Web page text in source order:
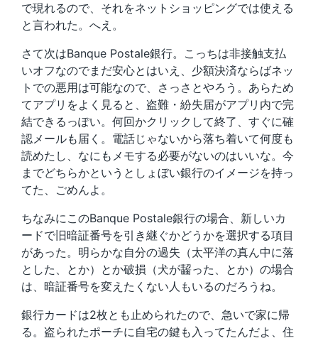
で現れるので、それをネットショッピングでは使える
と言われた。へえ。
さて次はBanque Postale銀行。こっちは非接触支払
いオフなのでまだ安心とはいえ、少額決済ならばネッ
トでの悪用は可能なので、さっさとやろう。あらため
てアプリをよく見ると、盗難・紛失届がアプリ内で完
結できるっぽい。何回かクリックして終了、すぐに確
認メールも届く。電話じゃないから落ち着いて何度も
読めたし、なにもメモする必要がないのはいいな。今
までどちらかというとしょぼい銀行のイメージを持っ
てた、ごめんよ。
ちなみにこのBanque Postale銀行の場合、新しいカ
ードで旧暗証番号を引き継ぐかどうかを選択する項目
があった。明らかな自分の過失（太平洋の真ん中に落
とした、とか）とか破損（犬が齧った、とか）の場合
は、暗証番号を変えたくない人もいるのだろうね。
銀行カードは2枚とも止められたので、急いで家に帰
る。盗られたポーチに自宅の鍵も入ってたんだよ、住